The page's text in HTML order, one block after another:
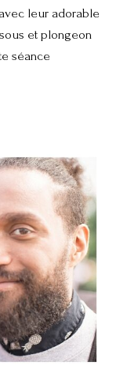
leur adorable
et plongeon
séance